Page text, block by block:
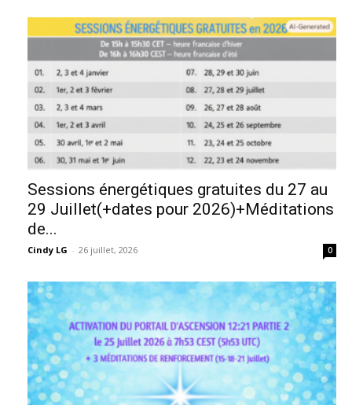
Sessions énergétiques gratuites du 27 au
29 Juillet(+dates pour 2026)+Méditations
de...
Cindy LG - 26 juillet, 2026 0